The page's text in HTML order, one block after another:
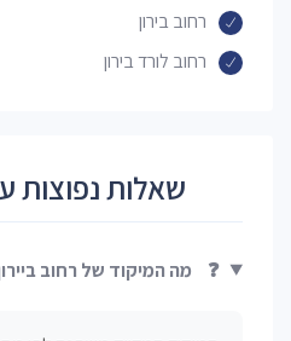
רחוב בירון
רחוב לורד בירון
שאלות נפוצות
❓ מה המיקוד של רחוב